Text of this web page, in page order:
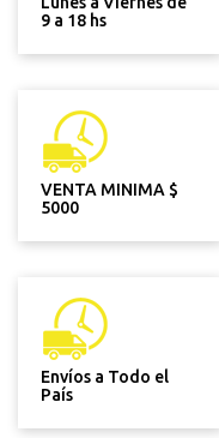
9 a 18 hs
VENTA MINIMA $
5000
Envíos a Todo el
País